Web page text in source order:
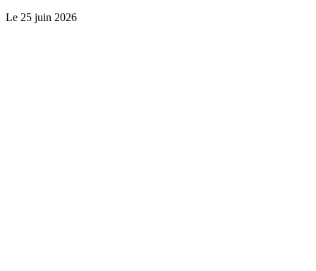
Le 25 juin 2026